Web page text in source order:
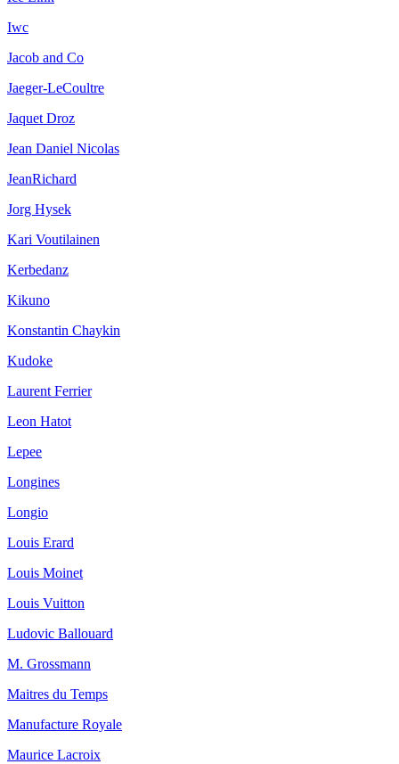
Iwc
Jacob and Co
Jaeger-LeCoultre
Jaquet Droz
Jean Daniel Nicolas
JeanRichard
Jorg Hysek
Kari Voutilainen
Kerbedanz
Kikuno
Konstantin Chaykin
Kudoke
Laurent Ferrier
Leon Hatot
Lepee
Longines
Longio
Louis Erard
Louis Moinet
Louis Vuitton
Ludovic Ballouard
M. Grossmann
Maitres du Temps
Manufacture Royale
Maurice Lacroix